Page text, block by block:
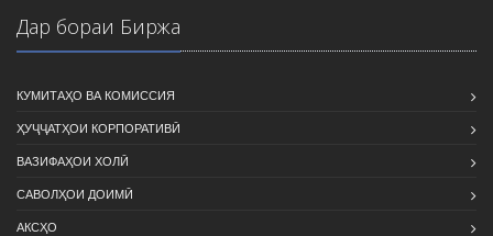
Дар бораи Биржа
КУМИТАҲО ВА КОМИССИЯ
ҲУҶҶАТҲОИ КОРПОРАТИВӢ
ВАЗИФАҲОИ ХОЛӢ
САВОЛҲОИ ДОИМӢ
АКСҲО